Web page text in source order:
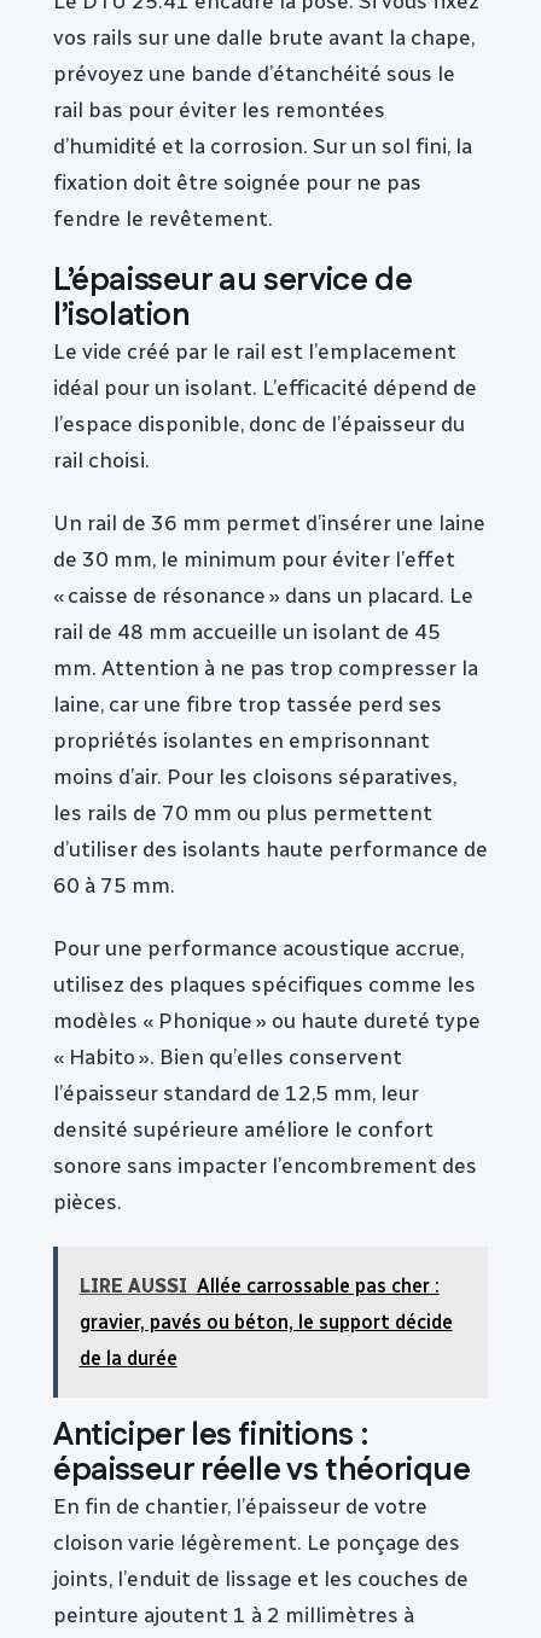
vos rails sur une dalle brute avant la chape,
prévoyez une bande d’étanchéité sous le
rail bas pour éviter les remontées
d’humidité et la corrosion. Sur un sol fini, la
fixation doit être soignée pour ne pas
fendre le revêtement.
L’épaisseur au service de
l’isolation
Le vide créé par le rail est l’emplacement
idéal pour un isolant. L’efficacité dépend de
l’espace disponible, donc de l’épaisseur du
rail choisi.
Un rail de 36 mm permet d’insérer une laine
de 30 mm, le minimum pour éviter l’effet
« caisse de résonance » dans un placard. Le
rail de 48 mm accueille un isolant de 45
mm. Attention à ne pas trop compresser la
laine, car une fibre trop tassée perd ses
propriétés isolantes en emprisonnant
moins d’air. Pour les cloisons séparatives,
les rails de 70 mm ou plus permettent
d’utiliser des isolants haute performance de
60 à 75 mm.
Pour une performance acoustique accrue,
utilisez des plaques spécifiques comme les
modèles « Phonique » ou haute dureté type
« Habito ». Bien qu’elles conservent
l’épaisseur standard de 12,5 mm, leur
densité supérieure améliore le confort
sonore sans impacter l’encombrement des
pièces.
LIRE AUSSI Allée carrossable pas cher :
gravier, pavés ou béton, le support décide
de la durée
Anticiper les finitions :
épaisseur réelle vs théorique
En fin de chantier, l’épaisseur de votre
cloison varie légèrement. Le ponçage des
joints, l’enduit de lissage et les couches de
peinture ajoutent 1 à 2 millimètres à